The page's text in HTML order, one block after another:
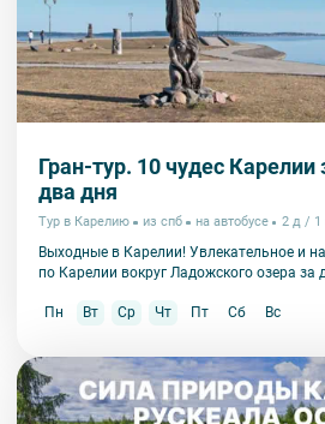
Гран-тур. 10 чудес Карелии
два дня
Тур в Карелию из спб на автобусе 2 д / 1
Выходные в Карелии! Увлекательное и
по Карелии вокруг Ладожского озера за
Пн Вт Ср Чт Пт Сб Вс